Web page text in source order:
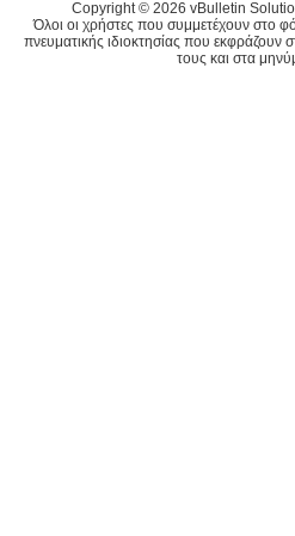
Copyright © 2026 vBulletin
Όλοι οι χρήστες που συμμετέχουν στο
πνευματικής ιδιοκτησίας που εκφράζουν
τους και στα